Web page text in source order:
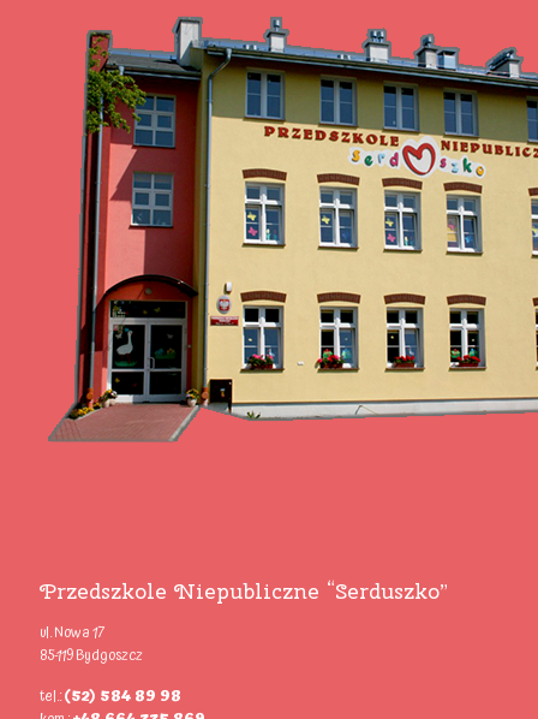
Przedszkole Niepubliczne “Serduszko”
ul. Nowa 17
85-119 Bydgoszcz
tel.:(52) 584 89 98